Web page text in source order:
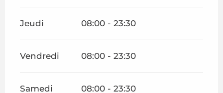
Jeudi 08:00 - 23:30
Vendredi 08:00 - 23:30
Samedi 08:00 - 23:30